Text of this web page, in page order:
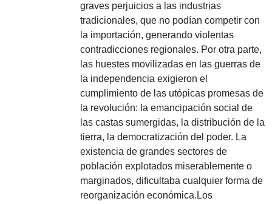
graves perjuicios a las industrias
tradicionales, que no podían competir con
la importación, generando violentas
contradicciones regionales. Por otra parte,
las huestes movilizadas en las guerras de
la independencia exigieron el
cumplimiento de las utópicas promesas de
la revolución: la emancipación social de
las castas sumergidas, la distribución de la
tierra, la democratización del poder. La
existencia de grandes sectores de
población explotados miserablemente o
marginados, dificultaba cualquier forma de
reorganización económica. Los